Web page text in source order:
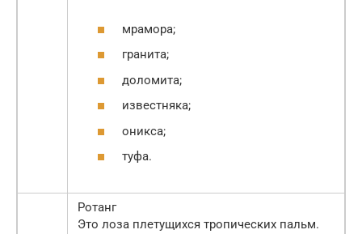
мрамора;
гранита;
доломита;
известняка;
оникса;
туфа.
Ротанг
Это лоза плетущихся тропических пальм.